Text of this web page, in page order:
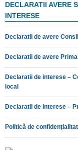
DECLARATII AVERE
INTERESE
Declaratii de avere
Declaratii de avere
Declaratii de interese –
local
Declaratii de interese –
Politică de